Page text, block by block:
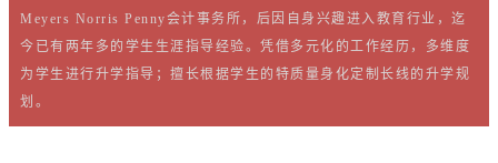
Meyers Norris Penny会计事务所，后因自身兴趣进入教育行业，迄
今已有两年多的学生生涯指导经验。凭借多元化的工作经历，多维度
为学生进行升学指导；擅长根据学生的特质量身化定制长线的升学规
划。